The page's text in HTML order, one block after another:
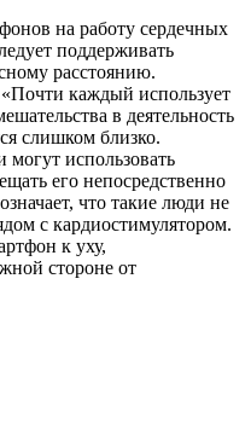
на работу сердечных
поддерживать
расстоянию.
каждый использует
в деятельность
слишком близко.
использовать
его непосредственно
что такие люди не
с кардиостимулятором.
к уху,
стороне от